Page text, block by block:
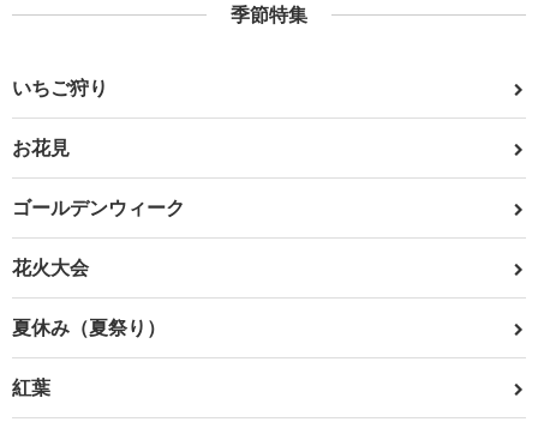
季節特集
いちご狩り
お花見
ゴールデンウィーク
花火大会
夏休み（夏祭り）
紅葉